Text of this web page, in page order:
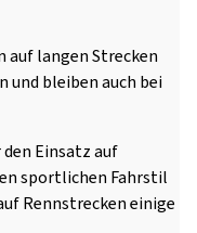
auf langen Strecken
und bleiben auch bei
Einsatz auf
sportlichen Fahrstil
Rennstrecken einige